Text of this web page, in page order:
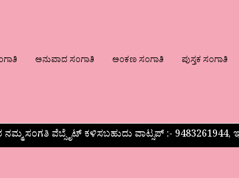
ಅನುವಾದ ಸಂಗಾತಿ ಅಂಕಣ ಸಂಗಾತಿ ಪುಸ್ತಕ ಸಂಗಾತಿ
ಸಂಗತಿ ವೆಬ್ಸೈಟ್ ಕಳಿಸಬಹುದು ವಾಟ್ಸಪ್‌ :-